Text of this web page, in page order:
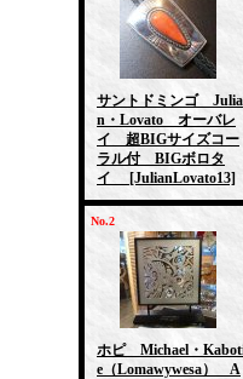
サントドミンゴ Julia
n・Lovato オーバレ
イ 超BIGサイズコー
ラル付 BIGボロタ
イ
[JulianLovato13]
No.2
ホピ Michael・
e（Lomawywesa） A